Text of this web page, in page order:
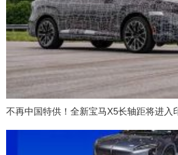
不再中国特供！全新宝马X5长轴距将进入